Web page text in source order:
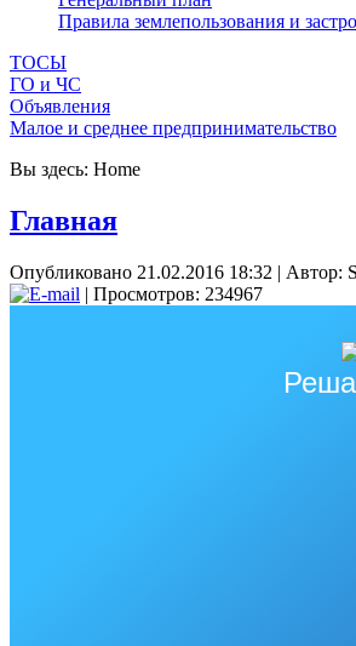
Правила землепользования и
ТОСЫ
ГО и ЧС
Объявления
Малое и среднее предпринимательство
Вы здесь: Home
Главная
Опубликовано 21.02.2016 18:32 | Автор:
| Просмотров: 234967